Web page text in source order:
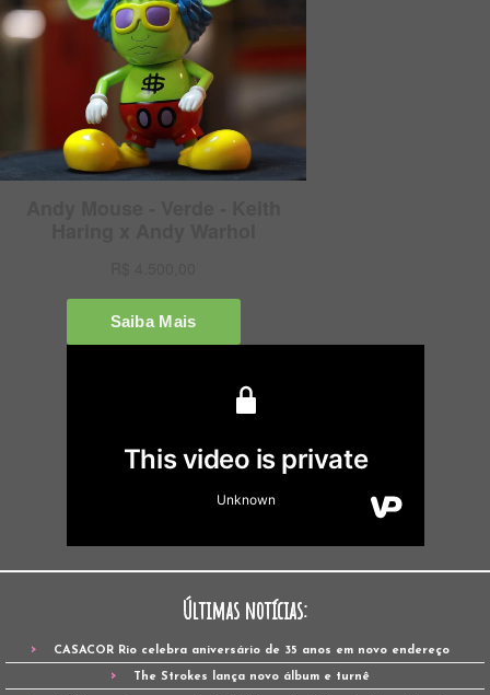
Últimas notícias:
CASACOR Rio celebra aniversário de 35 anos em novo endereço
The Strokes lança novo álbum e turnê